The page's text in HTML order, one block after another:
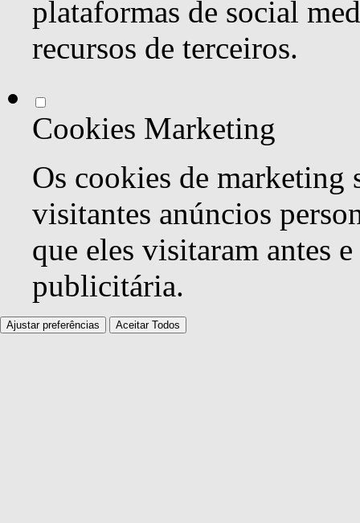
plataformas de social
recursos de terceiros.
Cookies Marketing
Os cookies de marketing
visitantes anúncios
que eles visitaram antes
publicitária.
Ajustar preferências Aceitar Todos